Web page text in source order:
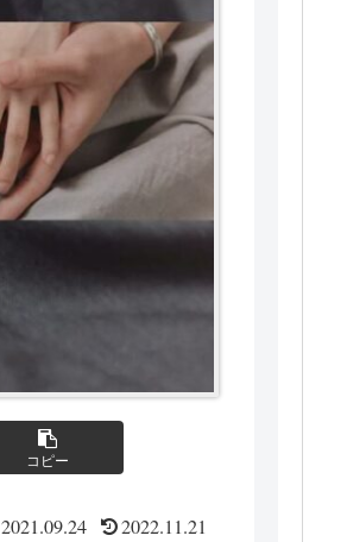
コピー
2021.09.24 2022.11.21